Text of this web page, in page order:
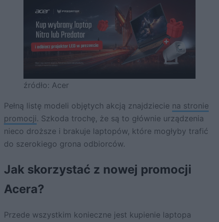
źródło: Acer
Pełną listę modeli objętych akcją znajdziecie na stronie
promocji. Szkoda trochę, że są to głównie urządzenia
nieco droższe i brakuje laptopów, które mogłyby trafić
do szerokiego grona odbiorców.
Jak skorzystać z nowej promocji
Acera?
Przede wszystkim konieczne jest kupienie laptopa